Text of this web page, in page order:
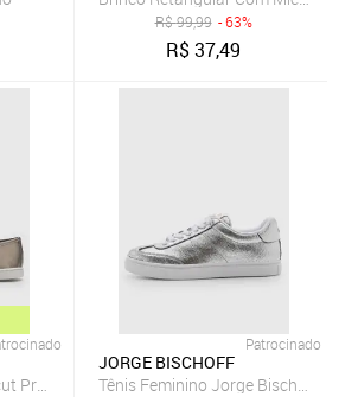
R$99,99 - 63%
R$37,49
Prata Velho
Patrocinado
JORGE BISCHOFF
Tênis Feminino Jorge Bischoff